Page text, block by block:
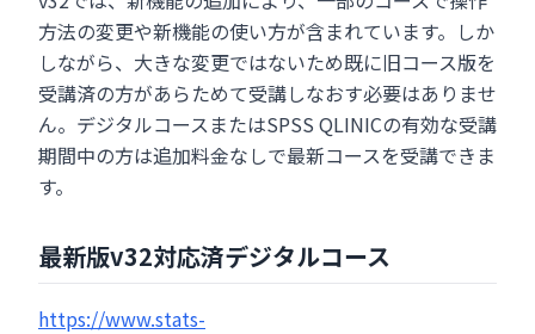
方法の変更や新機能の使い方が含まれています。しか
しながら、大きな変更ではないため既に旧コース版を
受講済の方があらためて受講しなおす必要はありませ
ん。デジタルコースまたはSPSS QLINICの有効な受講
期間中の方は追加料金なしで最新コースを受講できま
す。
最新版v32対応済デジタルコース
https://www.stats-